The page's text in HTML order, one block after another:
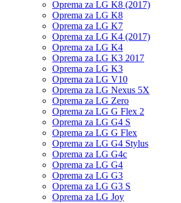
Oprema za LG K8 (2017)
Oprema za LG K8
Oprema za LG K7
Oprema za LG K4 (2017)
Oprema za LG K4
Oprema za LG K3 2017
Oprema za LG K3
Oprema za LG V10
Oprema za LG Nexus 5X
Oprema za LG Zero
Oprema za LG G Flex 2
Oprema za LG G4 S
Oprema za LG G Flex
Oprema za LG G4 Stylus
Oprema za LG G4c
Oprema za LG G4
Oprema za LG G3
Oprema za LG G3 S
Oprema za LG Joy